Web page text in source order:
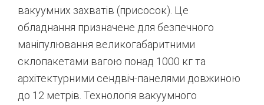
вакуумних захватів (присосок). Це
обладнання призначене для безпечного
маніпулювання великогабаритними
склопакетами вагою понад 1000 кг та
архітектурними сендвіч-панелями довжиною
до 12 метрів. Технологія вакуумного